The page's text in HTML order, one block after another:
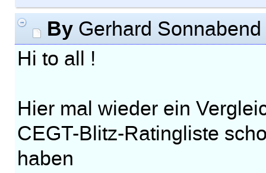
ByGerhard Sonnabend
Hi to all !
Hier mal wieder ein
CEGT-Blitz-Ratingliste
haben